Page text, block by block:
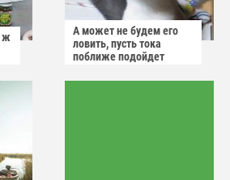
ж
А может не будем его
ловить, пусть тока
поближе подойдет